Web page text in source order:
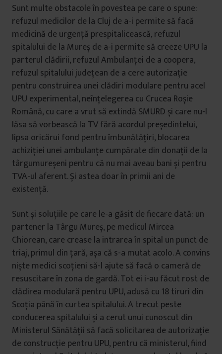
Sunt multe obstacole în povestea pe care o spune:
refuzul medicilor de la Cluj de a-i permite să facă
medicină de urgență prespitalicească, refuzul
spitalului de la Mureș de a-i permite să creeze UPU la
parterul clădirii, refuzul Ambulanței de a coopera,
refuzul spitalului județean de a cere autorizație
pentru construirea unei clădiri modulare pentru acel
UPU experimental, neînțelegerea cu Crucea Roșie
Română, cu care a vrut să extindă SMURD și care nu-l
lăsa să vorbească la TV fără acordul președintelui,
lipsa oricărui fond pentru îmbunătățiri, blocarea
achiziției unei ambulanțe cumpărate din donații de la
târgumureșeni pentru că nu mai aveau bani și pentru
TVA-ul aferent. Și astea doar în primii ani de
existență.
Sunt și soluțiile pe care le-a găsit de fiecare dată: un
partener la Târgu Mureș, pe medicul Mircea
Chiorean, care crease la intrarea în spital un punct de
triaj, primul din țară, așa că s-a mutat acolo. A convins
niște medici scoțieni să-l ajute să facă o cameră de
resuscitare în zona de gardă. Tot ei i-au făcut rost de
clădirea modulară pentru UPU, adusă cu 18 tiruri din
Scoția până în curtea spitalului. A trecut peste
conducerea spitalului și a cerut unui cunoscut din
Ministerul Sănătății să facă solicitarea de autorizație
de construcție pentru UPU, pentru că ministerul, fiind